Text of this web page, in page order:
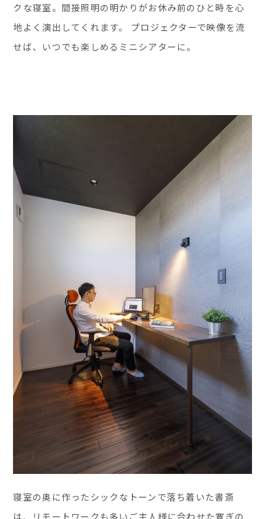
クな寝室。間接照明の明かりがお休み前のひと時を心
地よく演出してくれます。 プロジェクターで映像を流
せば、いつでも楽しめるミニシアターに。
寝室の奥に作ったシックなトーンで落ち着いた書斎
は、リモートワークも多いご主人様に合わせた寛ぎの